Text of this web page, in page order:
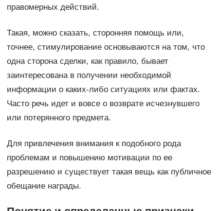
правомерных действий.
Такая, можно сказать, сторонняя помощь или,
точнее, стимулирование основываются на том, что
одна сторона сделки, как правило, бывает
заинтересована в получении необходимой
информации о каких-либо ситуациях или фактах.
Часто речь идет и вовсе о возврате исчезнувшего
или потерянного предмета.
Для привлечения внимания к подобного рода
проблемам и повышению мотивации по ее
разрешению и существует такая вещь как публичное
обещание награды.